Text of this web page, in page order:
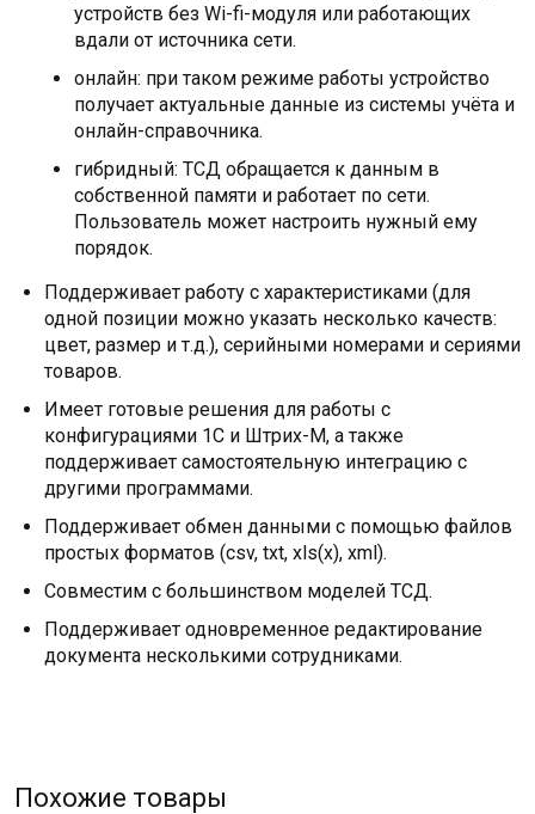
устройств без Wi-fi-модуля или работающих
вдали от источника сети.
онлайн: при таком режиме работы устройство
получает актуальные данные из системы учёта и
онлайн-справочника.
гибридный: ТСД обращается к данным в
собственной памяти и работает по сети.
Пользователь может настроить нужный ему
порядок.
Поддерживает работу с характеристиками (для
одной позиции можно указать несколько качеств:
цвет, размер и т.д.), серийными номерами и сериями
товаров.
Имеет готовые решения для работы с
конфигурациями 1С и Штрих-М, а также
поддерживает самостоятельную интеграцию с
другими программами.
Поддерживает обмен данными с помощью файлов
простых форматов (csv, txt, xls(x), xml).
Совместим с большинством моделей ТСД.
Поддерживает одновременное редактирование
документа несколькими сотрудниками.
Похожие товары